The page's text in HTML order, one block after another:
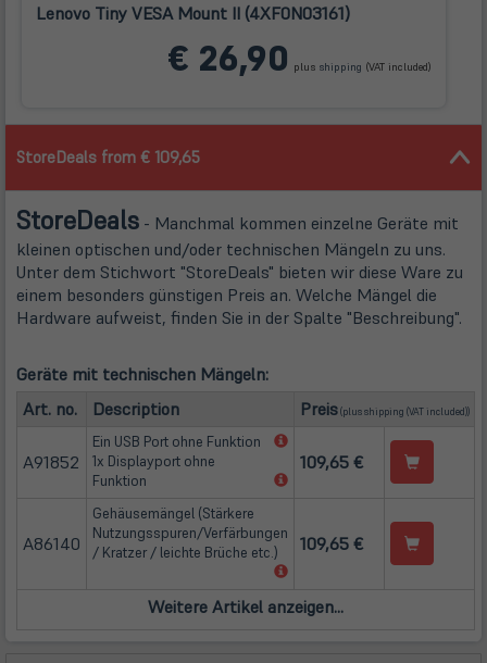
Lenovo Tiny VESA Mount II (4XF0N03161)
€ 26,90 plus shipping neuem
(VAT included)
StoreDeals from € 109,65
StoreDeals - Manchmal kommen einzelne Geräte mit
kleinen optischen und/oder technischen Mängeln zu uns.
Unter dem Stichwort "StoreDeals" bieten wir diese Ware zu
einem besonders günstigen Preis an. Welche Mängel die
Hardware aufweist, finden Sie in der Spalte "Beschreibung".
Geräte mit technischen Mängeln:
Art. no.
Description Preis(plusshipping (VAT included))
A91852
Ein USB Port ohne Funktion
(öffnet
neuem
1x Displayport ohne
Funktion
(öffnet
Tab)
109,65 €
A86140
Gehäusemängel (Stärkere
Nutzungsspuren/Verfärbungen
/ Kratzer / leichte Brüche etc.)
(öffnet
neuem
109,65 €